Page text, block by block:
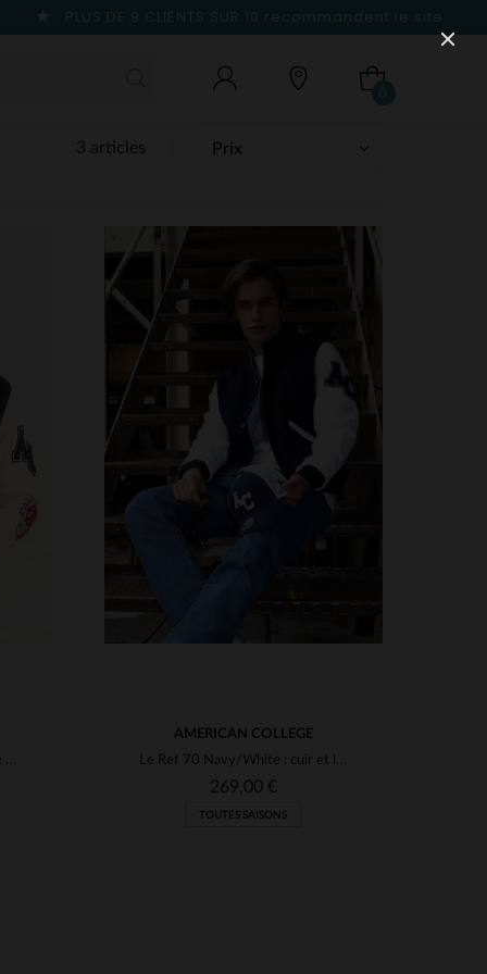
PLUS DE 9 CLIENTS SUR 10 recommandent le site
0
3 articles
Teddy varsity en laine et cuir de mouton, coupe droite et style rétro.
AMERICAN COLLEGE
Le Ref 70 Navy/White : cuir et laine, style teddy rétro et confort.
269,00 €
TOUTES SAISONS